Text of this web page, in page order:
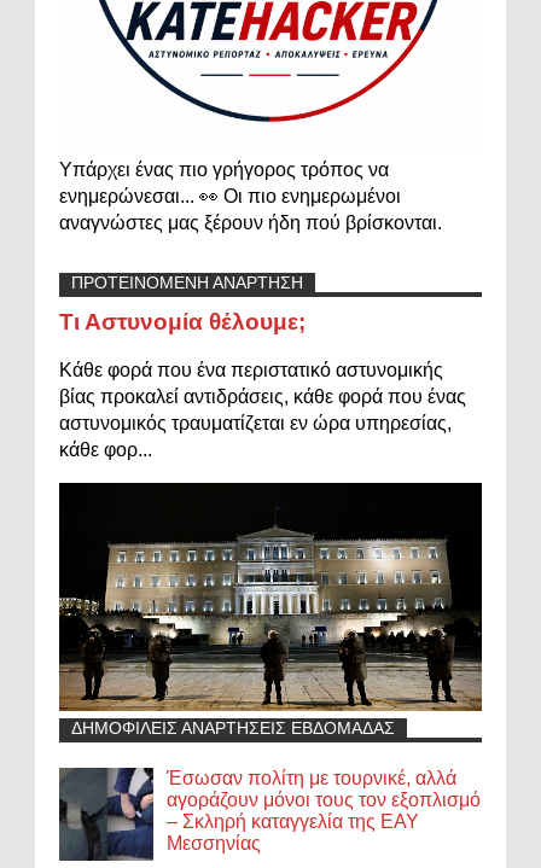
Υπάρχει ένας πιο γρήγορος τρόπος να
ενημερώνεσαι... 👀 Οι πιο ενημερωμένοι
αναγνώστες μας ξέρουν ήδη πού βρίσκονται.
ΠΡΟΤΕΙΝΟΜΕΝΗ ΑΝΑΡΤΗΣΗ
Τι Αστυνομία θέλουμε;
Κάθε φορά που ένα περιστατικό αστυνομικής
βίας προκαλεί αντιδράσεις, κάθε φορά που ένας
αστυνομικός τραυματίζεται εν ώρα υπηρεσίας,
κάθε φορ...
ΔΗΜΟΦΙΛΕΙΣ ΑΝΑΡΤΗΣΕΙΣ ΕΒΔΟΜΑΔΑΣ
Έσωσαν πολίτη με τουρνικέ, αλλά
αγοράζουν μόνοι τους τον εξοπλισμό
– Σκληρή καταγγελία της ΕΑΥ
Μεσσηνίας